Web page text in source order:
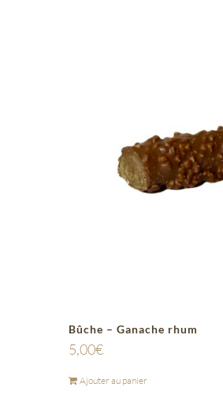
Bûche – Ganache rhum
5,00€
Ajouter au panier